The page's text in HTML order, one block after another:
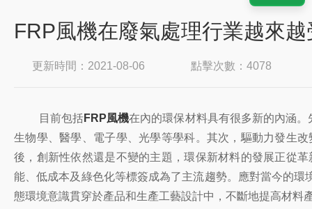
FRP風機在廢氣處理行業越來
更新時間：2021-08-06 點擊次數：4078
目前包括FRP風機在內的環保材料具有很多新的內涵
生物學、醫學、電子學、光學等學科。其次，驅動力發生
後，創新性依然還是不變的主題，環保新材料的發展正從
能、低成本及綠色化等標簽成為了主流趨勢。應對當今的
態環境意識貫穿於產品和生產工藝設計中，不斷地提高材